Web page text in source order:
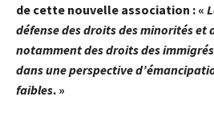
de cette nouvelle association : «
défense des droits des minorités et
notamment des droits des
dans une perspective
faibles. »